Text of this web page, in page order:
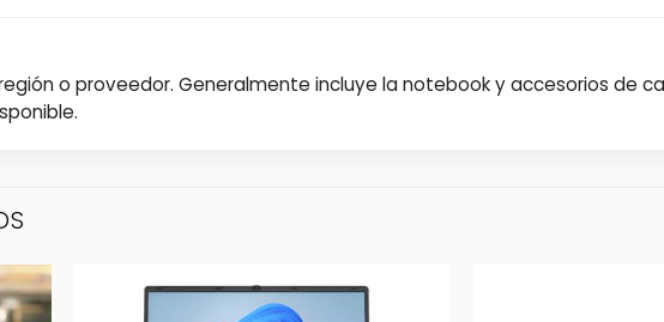
o proveedor. Generalmente incluye la notebook y accesorios de